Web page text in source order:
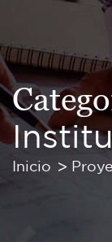
Inicio